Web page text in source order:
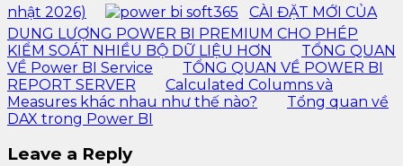
nhật 2026)
CÀI ĐẶT MỚI CỦA
DUNG LƯỢNG POWER BI PREMIUM CHO PHÉP
KIỂM SOÁT NHIỀU BỘ DỮ LIỆU HƠN
TỔNG QUAN
VỀ Power BI Service
TỔNG QUAN VỀ POWER BI
REPORT SERVER
Calculated Columns và
Measures khác nhau như thế nào?
Tổng quan về
DAX trong Power BI
Leave a Reply